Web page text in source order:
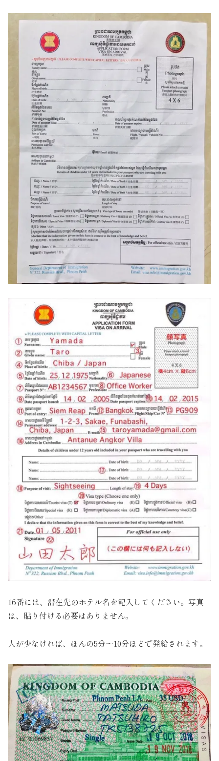
16番には、滞在先のホテル名を記入してください。写真
は、貼り付ける必要はありません。
人が少なければ、ほんの5分～10分ほどで発給されます。